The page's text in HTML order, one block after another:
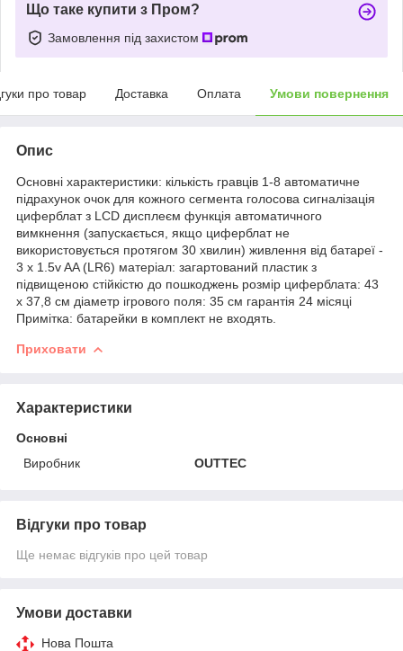
Що таке купити з Пром?
Замовлення під захистом
про товар Доставка Оплата Умови повернення
Опис
Основні характеристики: кількість гравців 1-8 автоматичне
підрахунок очок для кожного сегмента голосова сигналізація
циферблат з LCD дисплеєм функція автоматичного
вимкнення (запускається, якщо циферблат не
використовується протягом 30 хвилин) живлення від батареї -
3 x 1.5v AA (LR6) матеріал: загартований пластик з
підвищеною стійкістю до пошкоджень розмір циферблата: 43
х 37,8 см діаметр ігрового поля: 35 см гарантія 24 місяці
Примітка: батарейки в комплект не входять.
Приховати
Характеристики
Основні
Виробник
OUTTEC
Відгуки про товар
Ще немає відгуків про цей товар
Умови доставки
Нова Пошта